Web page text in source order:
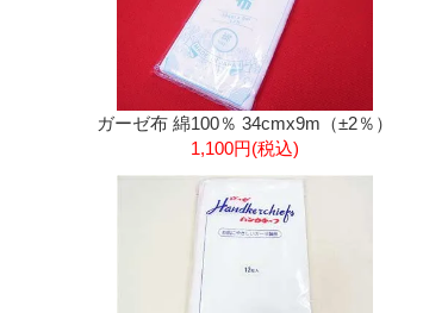
ガーゼ布 綿100％ 34cmx9m（±2％）
1,100円(税込)